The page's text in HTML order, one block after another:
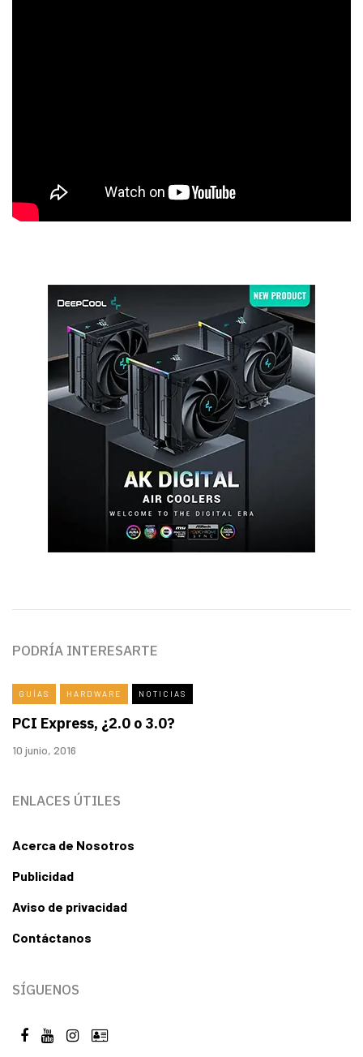
PODRÍA INTERESARTE
GUÍAS HARDWARE NOTICIAS
PCI Express, ¿2.0 o 3.0?
10 junio, 2016
ENLACES ÚTILES
Acerca de Nosotros
Publicidad
Aviso de privacidad
Contáctanos
SÍGUENOS